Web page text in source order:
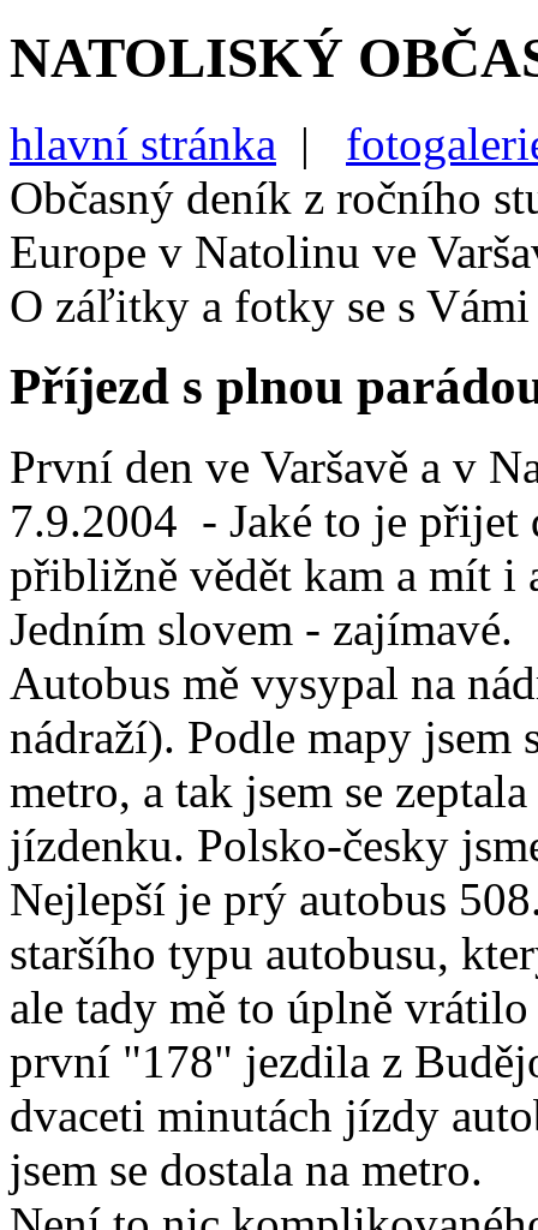
NATOLISKÝ
hlavní stránka |
Občasný deník z ročního
Europe v Natolinu ve
O záľitky a fotky se s
Příjezd s plnou
První den ve Varšavě a v
7.9.2004 - Jaké to je přijet
přibližně vědět kam a mít i
Jedním slovem - zajímavé.
Autobus mě vysypal na
nádraží). Podle mapy jsem
metro, a tak jsem se
jízdenku. Polsko-česky
Nejlepší je prý autobus
staršího typu autobusu,
ale tady mě to úplně
první "178" jezdila z
dvaceti minutách jízdy
jsem se dostala na metro.